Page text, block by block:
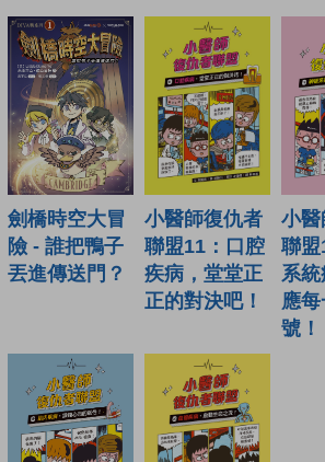
劍橋時空大冒
險 - 誰把鴨子
丟進傳送門？
小醫師復仇者
聯盟11：口腔
疾病，堂堂正
正的對決吧！
小醫
聯盟
系
應
號！